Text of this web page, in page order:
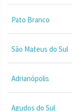
Pato Branco
São Mateus do Sul
Adrianópolis
Agudos do Sul